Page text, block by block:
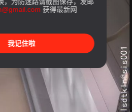
获得最新网
我记住啦